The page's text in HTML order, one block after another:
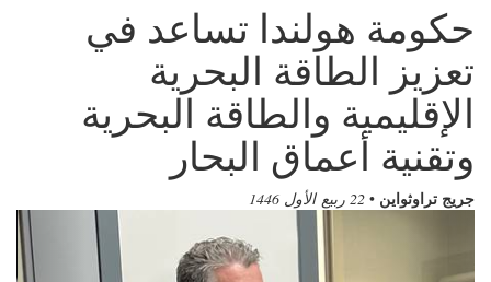
حكومة هولندا تساعد في
تعزيز الطاقة البحرية
الإقليمية والطاقة البحرية
وتقنية أعماق البحار
جريج تراوثواين • 22 ربيع الأول 1446
Previous